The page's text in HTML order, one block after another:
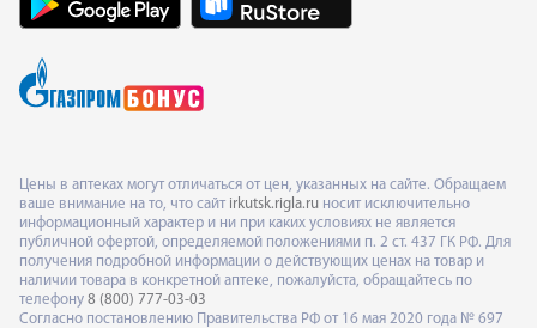
Цены в аптеках могут отличаться от цен, указанных на сайте. Обращаем
ваше внимание на то, что сайт irkutsk.rigla.ru носит исключительно
информационный характер и ни при каких условиях не является
публичной офертой, определяемой положениями п. 2 ст. 437 ГК РФ. Для
получения подробной информации о действующих ценах на товар и
наличии товара в конкретной аптеке, пожалуйста, обращайтесь по
телефону 8 (800) 777-03-03
Согласно постановлению Правительства РФ от 16 мая 2020 года № 697